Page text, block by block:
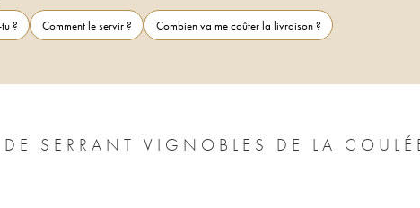
? Comment le servir ?
Combien va me coûter la livraison ?
SERRANT VIGNOBLES DE LA